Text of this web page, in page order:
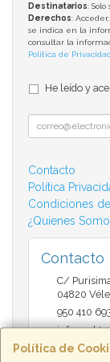
Política de
Destinatarios:
Derechos:
se indica en la
consultar la
Política de Privacidad
He leído y
Contacto
Política
Condiciones
¿Quienes
Contacto
C/
04820
950 410